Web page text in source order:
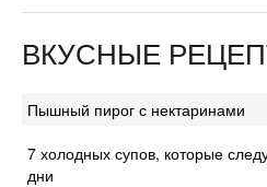
ВКУСНЫЕ
Пышный пирог с нектаринами
7 холодных супов, которые
дни